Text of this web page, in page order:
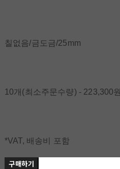
칠없음/금도금/25mm
10개(최소주문수량) - 223,300원
*VAT, 배송비 포함
구매하기